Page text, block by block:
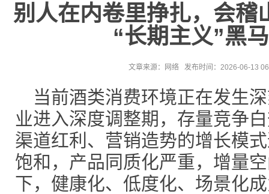
别人在内卷里挣扎，会稽
“长期主义”黑
文章来源：网络 发布时间：2026-06-13
当前酒类消费环境正在发生
业进入深度调整期，存量竞争
渠道红利、营销造势的增长模
饱和，产品同质化严重，增量
下，健康化、低度化、场景化